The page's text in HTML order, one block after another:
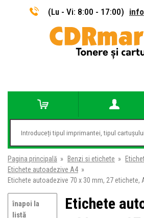
(Lu - Vi: 8:00 - 17:00)
Pagina principală » Benzi si etichete »
Etichete autoadezive A4 »
Etichete autoadezive 70 x 30 mm, 27 etichete,
înapoi la
listă
Etichete